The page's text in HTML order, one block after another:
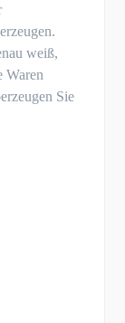
weiß,
Waren
Sie